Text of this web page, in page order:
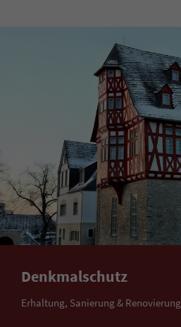
Denkmalschutz
Erhaltung, Sanierung & Renovierung